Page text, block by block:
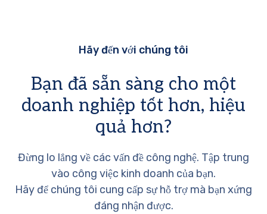
Hãy đến với chúng tôi
Bạn đã sẵn sàng cho một
doanh nghiệp tốt hơn, hiệu
quả hơn?
Đừng lo lắng về các vấn đề công nghệ. Tập trung
vào công việc kinh doanh của bạn.
Hãy để chúng tôi cung cấp sự hỗ trợ mà bạn xứng
đáng nhận được.